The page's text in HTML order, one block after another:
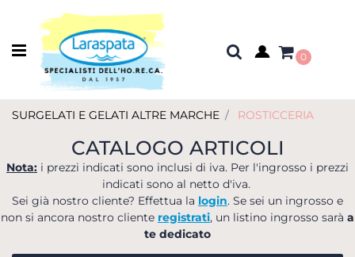
Open menu
0
SURGELATI E GELATI ALTRE MARCHE ROSTICCERIA
CATALOGO ARTICOLI
Nota: i prezzi indicati sono inclusi di iva. Per l'ingrosso i prezzi
indicati sono al netto d'iva.
Sei già nostro cliente? Effettua la login. Se sei un ingrosso e
non si ancora nostro cliente registrati, un listino ingrosso sarà a
te dedicato